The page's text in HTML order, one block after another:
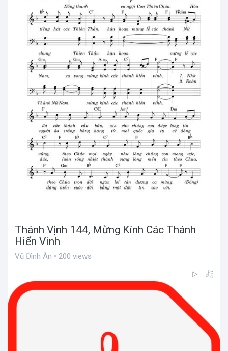
Thánh Vịnh 144, Mừng Kính Các Thánh
Hiển Vinh
Vũ Đình Ân • 200 views